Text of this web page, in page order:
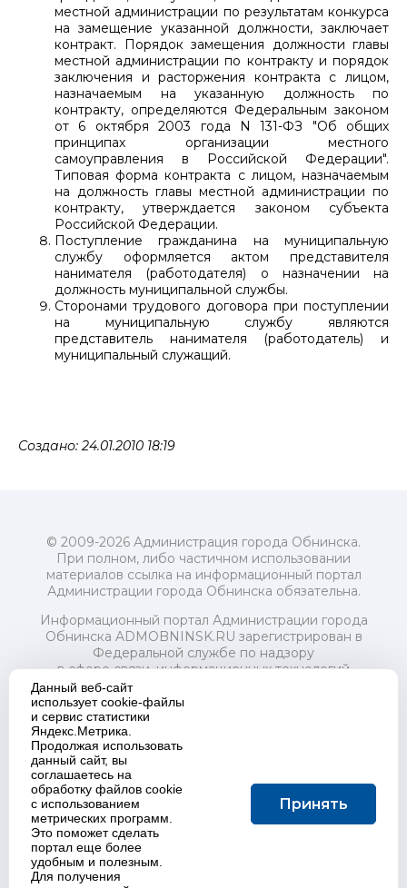
местной администрации по результатам конкурса
на замещение указанной должности, заключает
контракт. Порядок замещения должности главы
местной администрации по контракту и порядок
заключения и расторжения контракта с лицом,
назначаемым на указанную должность по
контракту, определяются Федеральным законом
от 6 октября 2003 года N 131-ФЗ "Об общих
принципах организации местного
самоуправления в Российской Федерации".
Типовая форма контракта с лицом, назначаемым
на должность главы местной администрации по
контракту, утверждается законом субъекта
Российской Федерации.
Поступление гражданина на муниципальную
службу оформляется актом представителя
нанимателя (работодателя) о назначении на
должность муниципальной службы.
Сторонами трудового договора при поступлении
на муниципальную службу являются
представитель нанимателя (работодатель) и
муниципальный служащий.
Создано: 24.01.2010 18:19
© 2009-2026 Администрация города Обнинска.
При полном, либо частичном использовании
материалов ссылка на информационный портал
Администрации города Обнинска обязательна.
Информационный портал Администрации города
Обнинска ADMOBNINSK.RU зарегистрирован в
Федеральной службе по надзору
в сфере связи, информационных технологий
и массовых коммуникаций (Роскомнадзор) 24 июля
2018 года.
Свидетельство о регистрации Эл № ФС77-73321
Учредитель: Администрация (исполнительно-
распорядительный орган) городского округа "Город
Обнинск". Главный редактор: Байкова Е.А.
Адрес электронной почты Редакции:
redactor@admobninsk.ru
Телефон Редакции: +7 (484) 395-85-85
Настоящий ресурс содержит материалы 18+
Политика в отношении обработки персональных
Данный веб-сайт
использует cookie-файлы
и сервис статистики
Яндекс.Метрика.
Продолжая использовать
данный сайт, вы
соглашаетесь на
обработку файлов cookie
с использованием
метрических программ.
Это поможет сделать
портал еще более
удобным и полезным.
Для получения
Принять